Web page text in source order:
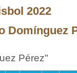
2022
Domínguez
Pérez"